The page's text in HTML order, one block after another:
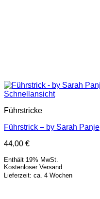
Schnellansicht
Führstricke
Führstrick – by Sarah Panje
44,00 €
Enthält 19% MwSt.
Kostenloser Versand
Lieferzeit: ca. 4 Wochen